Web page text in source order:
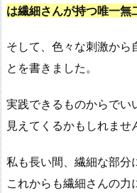
は繊細さんが持つ唯一無
そして、色々な刺激から
とを書きました。
実践できるものからでい
見えてくるかもしれませ
私も長い間、繊細な部分
これからも繊細さんの力